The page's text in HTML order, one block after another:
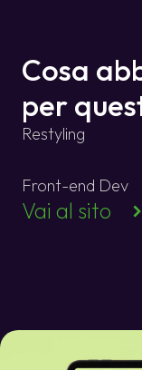
Cosa
per
Restyling
Front-end Dev
Vai al sito